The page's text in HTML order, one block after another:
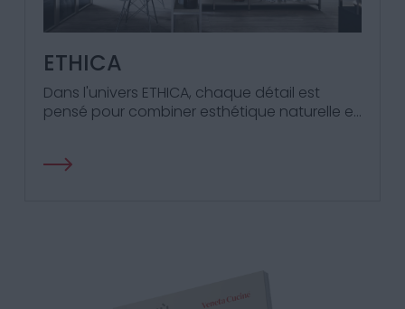
ETHICA
Dans l'univers ETHICA, chaque détail est
pensé pour combiner esthétique naturelle et